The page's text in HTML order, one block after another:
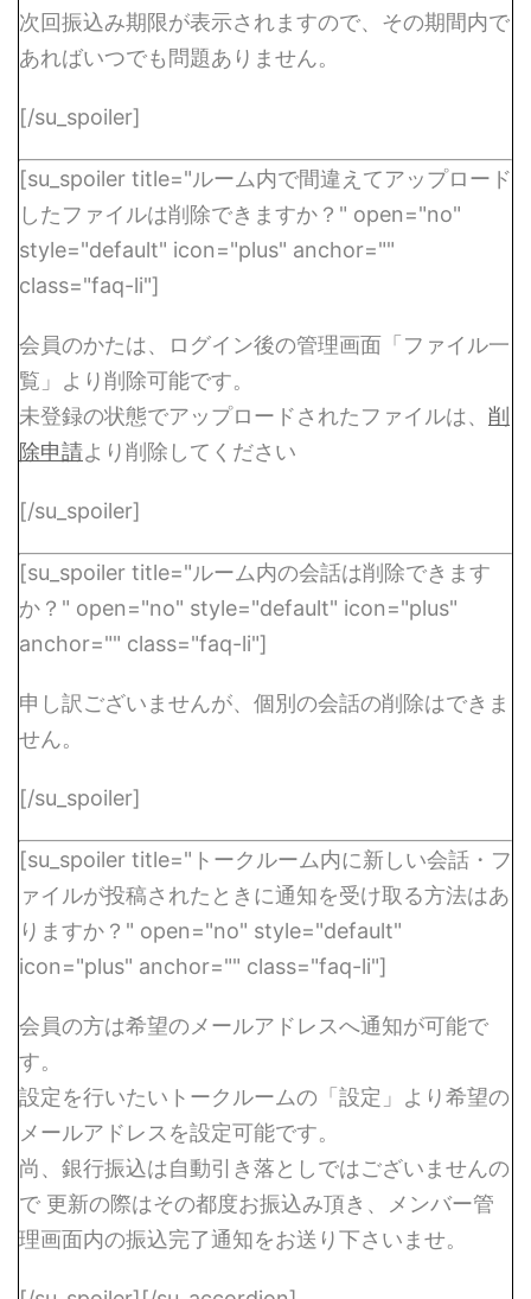
次回振込み期限が表示されますので、その期間内で
あればいつでも問題ありません。
[/su_spoiler]
[su_spoiler title="ルーム内で間違えてアップロード
したファイルは削除できますか？" open="no"
style="default" icon="plus" anchor=""
class="faq-li"]
会員のかたは、ログイン後の管理画面「ファイル一
覧」より削除可能です。
未登録の状態でアップロードされたファイルは、 削
除申請より削除してください
[/su_spoiler]
[su_spoiler title="ルーム内の会話は削除できます
か？" open="no" style="default" icon="plus"
anchor="" class="faq-li"]
申し訳ございませんが、個別の会話の削除はできま
せん。
[/su_spoiler]
[su_spoiler title="トークルーム内に新しい会話・フ
ァイルが投稿されたときに通知を受け取る方法はあ
りますか？" open="no" style="default"
icon="plus" anchor="" class="faq-li"]
会員の方は希望のメールアドレスへ通知が可能で
す。
設定を行いたいトークルームの「設定」より希望の
メールアドレスを設定可能です。
尚、銀行振込は自動引き落としではございませんの
で 更新の際はその都度お振込み頂き、メンバー管
理画面内の振込完了通知をお送り下さいませ。